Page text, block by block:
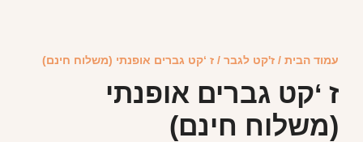
עמוד הבית / ז'קט לגבר / ז ‘קט גברים אופנתי (משלוח חינם)
ז ‘קט גברים אופנתי
(משלוח חינם)